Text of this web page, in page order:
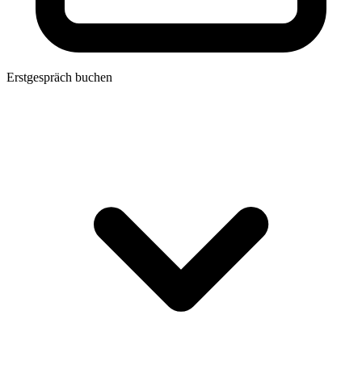
Erstgespräch buchen